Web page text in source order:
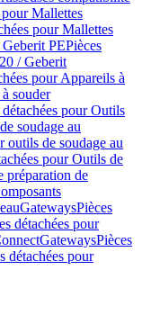
pour Mallettes
pour Mallettes
PEPièces
/ Geberit
pour Appareils à
souder
détachées pour Outils
soudage au
outils de soudage au
pour Outils de
préparation de
GatewaysPièces
détachées pour
GatewaysPièces
détachées pour